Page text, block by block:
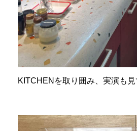
KITCHENを取り囲み、実演も見